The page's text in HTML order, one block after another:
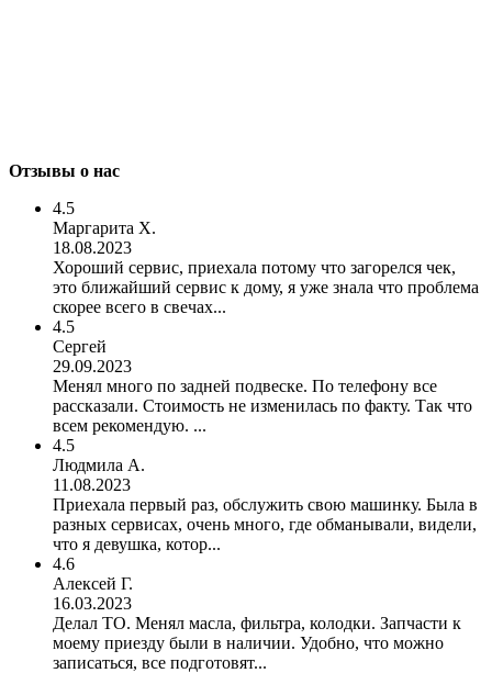
Отзывы о нас
4.5
Маргарита Х.
18.08.2023
Хороший сервис, приехала потому что загорелся чек,
это ближайший сервис к дому, я уже знала что проблема
скорее всего в свечах...
4.5
Сергей
29.09.2023
Менял много по задней подвеске. По телефону все
рассказали. Стоимость не изменилась по факту. Так что
всем рекомендую. ...
4.5
Людмила А.
11.08.2023
Приехала первый раз, обслужить свою машинку. Была в
разных сервисах, очень много, где обманывали, видели,
что я девушка, котор...
4.6
Алексей Г.
16.03.2023
Делал ТО. Менял масла, фильтра, колодки. Запчасти к
моему приезду были в наличии. Удобно, что можно
записаться, все подготовят...